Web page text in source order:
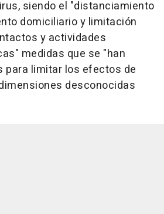
siendo el "distanciamiento
domiciliario y limitación
y actividades
medidas que se "han
para limitar los efectos de
desconocidas